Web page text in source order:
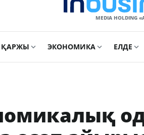
MEDIA HOLDING
ҚАРЖЫ ЭКОНОМИКА ЕЛДЕ